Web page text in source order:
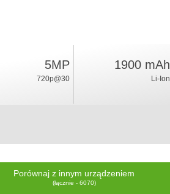
5MP
720p@30
1900 mAh
Li-Ion
Porównaj z innym urządzeniem
(łącznie - 6070)